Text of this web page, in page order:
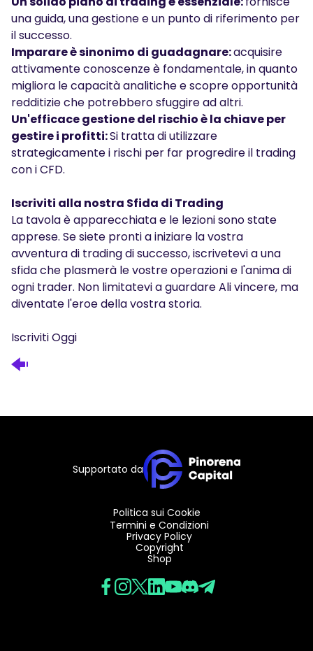
una guida, una gestione e un punto di riferimento per
il successo.
Imparare è sinonimo di guadagnare:acquisire
attivamente conoscenze è fondamentale, in quanto
migliora le capacità analitiche e scopre opportunità
redditizie che potrebbero sfuggire ad altri.
Un'efficace gestione del rischio è la chiave per
gestire i profitti:Si tratta di utilizzare
strategicamente i rischi per far progredire il trading
con i CFD.
Iscriviti alla nostra Sfida di Trading
La tavola è apparecchiata e le lezioni sono state
apprese. Se siete pronti a iniziare la vostra
avventura di trading di successo, iscrivetevi a una
sfida che plasmerà le vostre operazioni e l'anima di
ogni trader. Non limitatevi a guardare Ali vincere, ma
diventate l'eroe della vostra storia.
Iscriviti Oggi
Supportato da
Politica sui Cookie
Termini e Condizioni
Privacy Policy
Copyright
Shop